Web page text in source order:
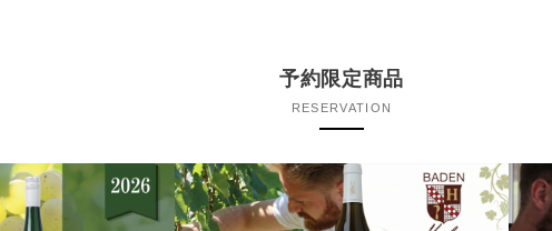
予約限定商品
RESERVATION